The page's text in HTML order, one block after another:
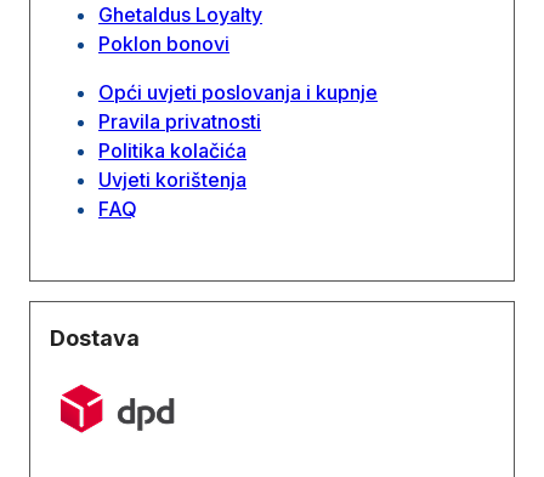
Ghetaldus Loyalty
Poklon bonovi
Opći uvjeti poslovanja i kupnje
Pravila privatnosti
Politika kolačića
Uvjeti korištenja
FAQ
Dostava